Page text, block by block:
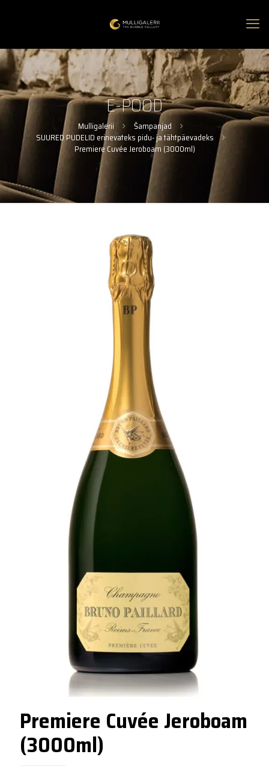
E-POOD
Mulligalerii
Šampanjad
SUURED PUDELID erinevateks pidu- ja tähtpäevadeks
Premiere Cuvée Jeroboam (3000ml)
Premiere Cuvée Jeroboam
(3000ml)